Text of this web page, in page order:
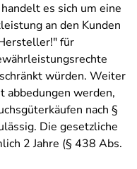
es sich um eine
an den Kunden
für
würden. Weiter
abbedungen werden,
nach §
Die gesetzliche
2 Jahre (§ 438 Abs.